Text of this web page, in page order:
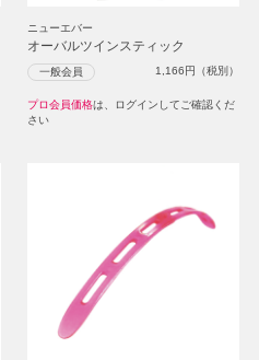
ニューエバー
オーバルツインスティック
一般会員 1,166円（税別）
プロ会員価格は、ログインしてご確認くだ
さい